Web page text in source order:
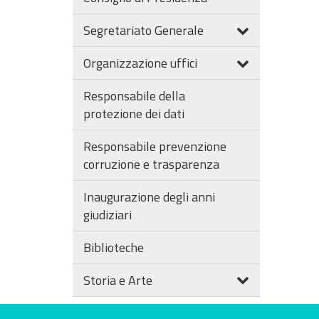
Segretariato Generale
Organizzazione uffici
Responsabile della
protezione dei dati
Responsabile prevenzione
corruzione e trasparenza
Inaugurazione degli anni
giudiziari
Biblioteche
Storia e Arte